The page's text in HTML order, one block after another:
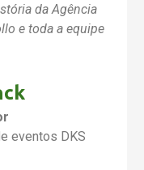
da Agência
e toda a equipe
eventos DKS